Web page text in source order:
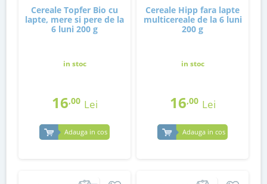
Cereale Topfer Bio cu
lapte, mere si pere de la
6 luni 200 g
in stoc
16,00 Lei
Adauga in cos
Cereale Hipp fara lapte
multicereale de la 6 luni
200 g
in stoc
16,00 Lei
Adauga in cos